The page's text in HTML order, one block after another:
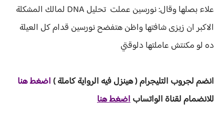
علاء بصلها وقال: نورسين عملت تحليل DNA لمالك المشكلة
الاكبر ان زيزى شافتها واظن هتفضح نورسين قدام كل العيلة
ده لو مكنتش عاملتها دلوقتي
انضم لجروب التليجرام ( هينزل فيه الرواية كاملة ) اضغط هنا
للانضمام لقناة الواتساباضغط هنا